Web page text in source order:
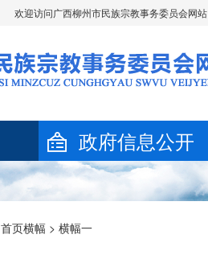
欢迎访问广西柳州市民族宗教事务委员会网
政府信息公开
首页横幅 > 横幅一